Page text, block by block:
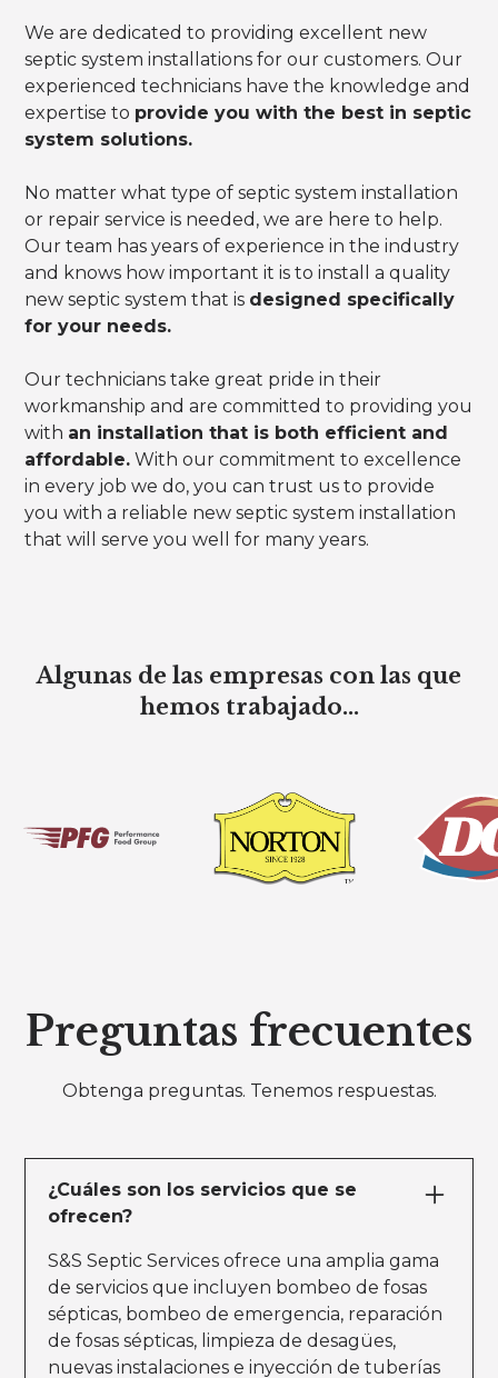
We are dedicated to providing excellent new
septic system installations for our customers. Our
experienced technicians have the knowledge and
expertise to provide you with the best in septic
system solutions.
No matter what type of septic system installation
or repair service is needed, we are here to help.
Our team has years of experience in the industry
and knows how important it is to install a quality
new septic system that is designed specifically
for your needs.
Our technicians take great pride in their
workmanship and are committed to providing you
with an installation that is both efficient and
affordable. With our commitment to excellence
in every job we do, you can trust us to provide
you with a reliable new septic system installation
that will serve you well for many years.
Algunas de las empresas con las que
hemos trabajado...
Preguntas frecuentes
Obtenga preguntas. Tenemos respuestas.
¿Cuáles son los servicios que se
ofrecen?
S&S Septic Services ofrece una amplia gama
de servicios que incluyen bombeo de fosas
sépticas, bombeo de emergencia, reparación
de fosas sépticas, limpieza de desagües,
nuevas instalaciones e inyección de tuberías